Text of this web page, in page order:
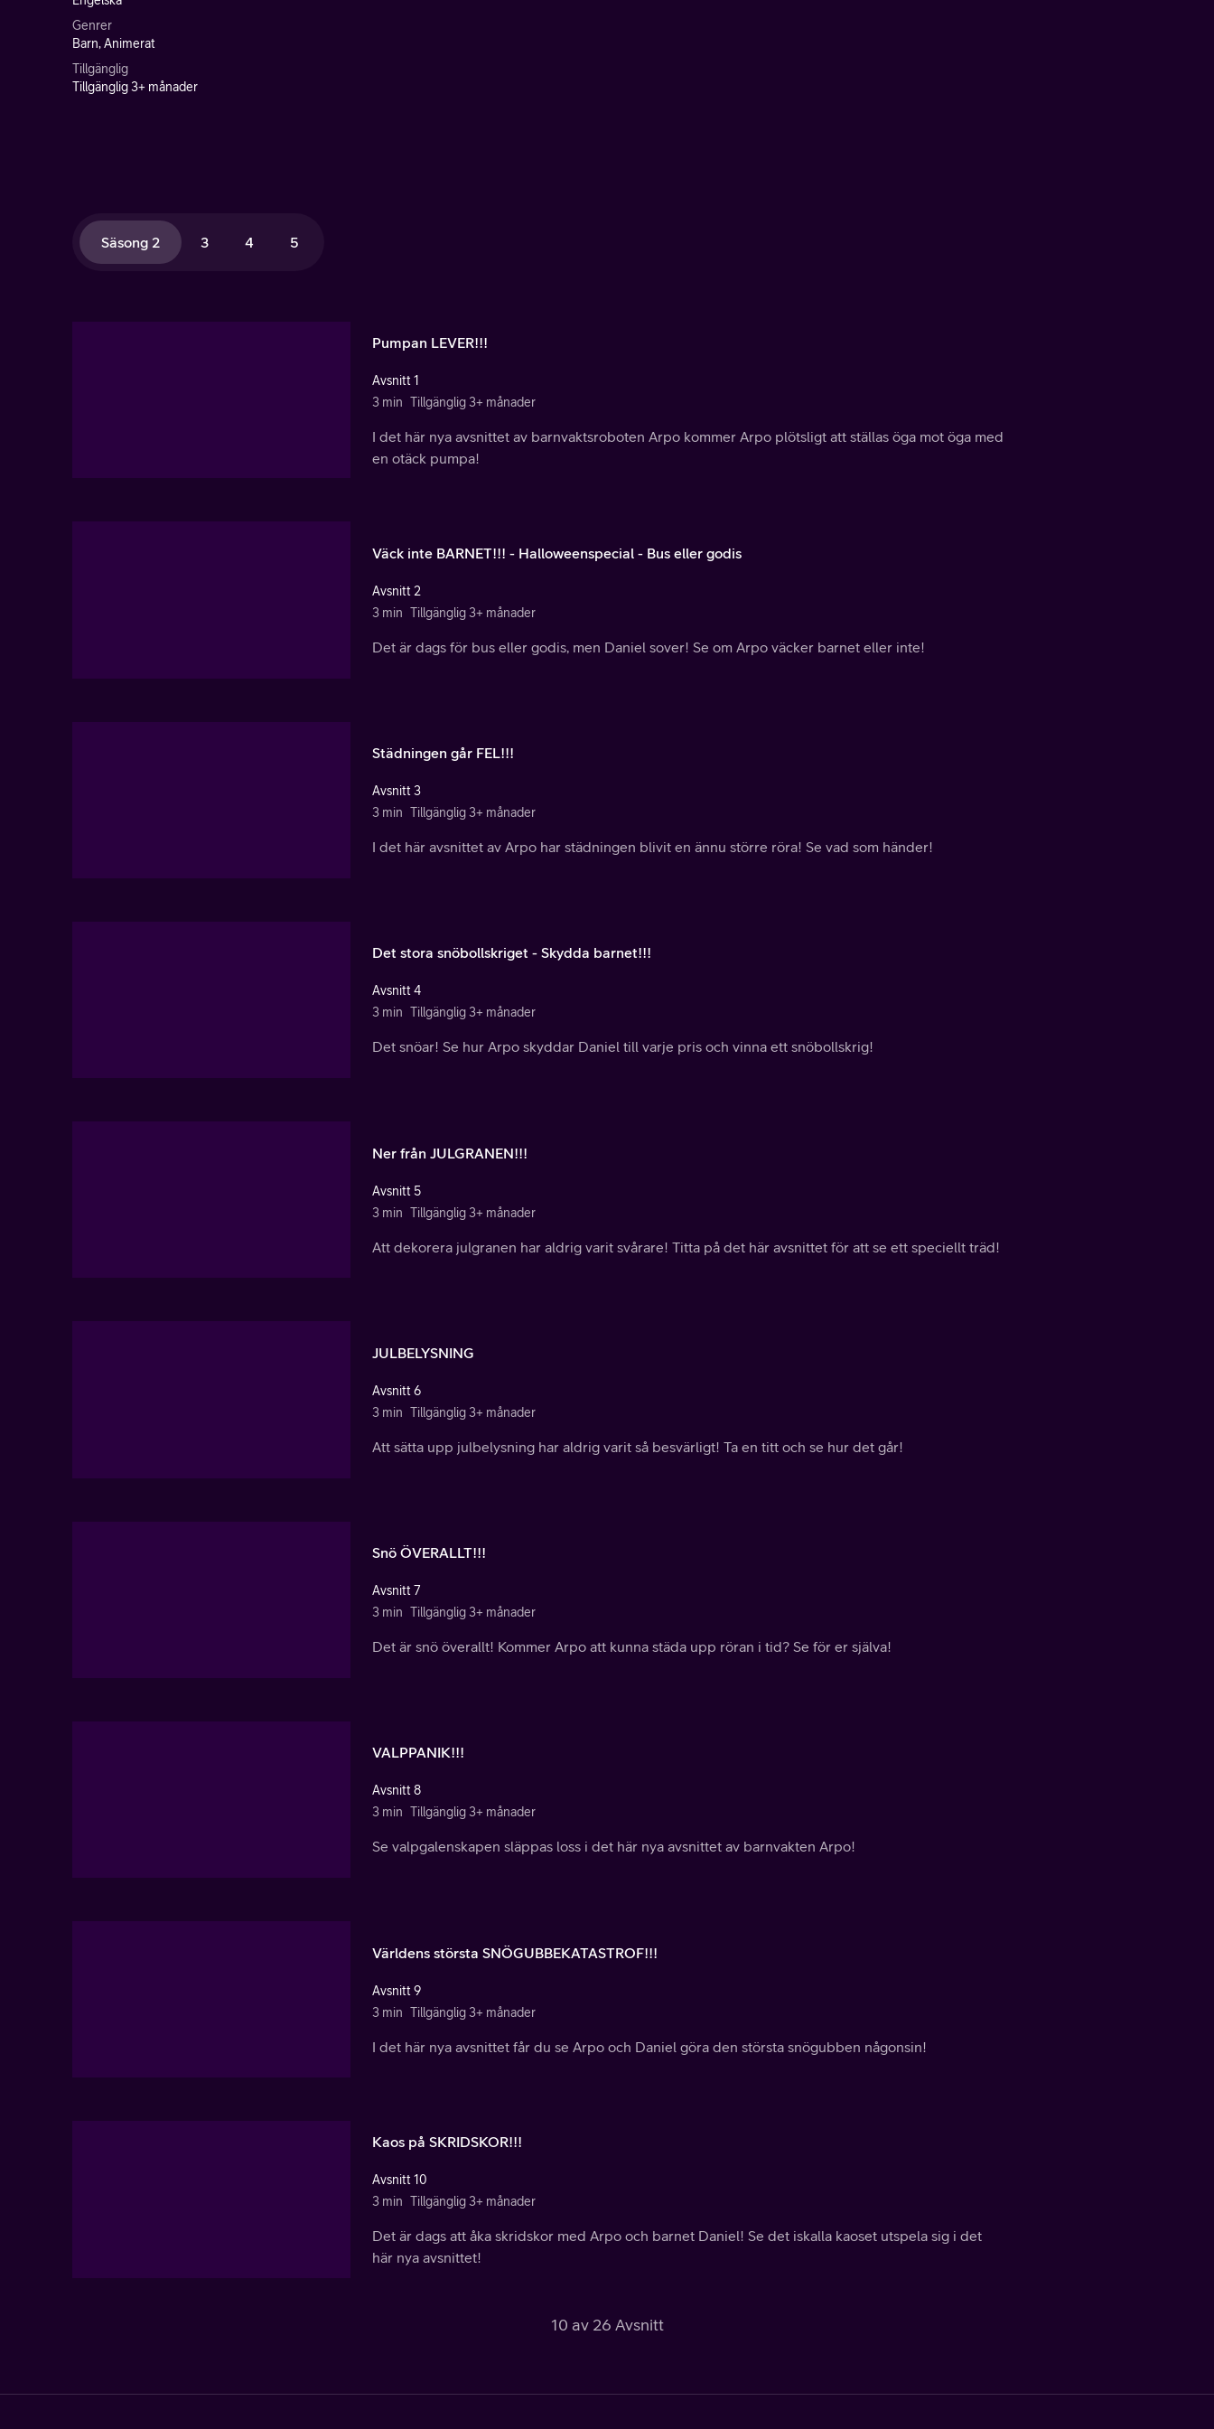
Genrer
Barn, Animerat
Tillgänglig
Tillgänglig 3+ månader
Säsong 2 3 4 5
Pumpan LEVER!!!
Avsnitt 1
3 min Tillgänglig 3+ månader
I det här nya avsnittet av barnvaktsroboten Arpo kommer Arpo plötsligt att ställas öga mot öga med
en otäck pumpa!
Väck inte BARNET!!! - Halloweenspecial - Bus eller godis
Avsnitt 2
3 min Tillgänglig 3+ månader
Det är dags för bus eller godis, men Daniel sover! Se om Arpo väcker barnet eller inte!
Städningen går FEL!!!
Avsnitt 3
3 min Tillgänglig 3+ månader
I det här avsnittet av Arpo har städningen blivit en ännu större röra! Se vad som händer!
Det stora snöbollskriget - Skydda barnet!!!
Avsnitt 4
3 min Tillgänglig 3+ månader
Det snöar! Se hur Arpo skyddar Daniel till varje pris och vinna ett snöbollskrig!
Ner från JULGRANEN!!!
Avsnitt 5
3 min Tillgänglig 3+ månader
Att dekorera julgranen har aldrig varit svårare! Titta på det här avsnittet för att se ett speciellt träd!
JULBELYSNING
Avsnitt 6
3 min Tillgänglig 3+ månader
Att sätta upp julbelysning har aldrig varit så besvärligt! Ta en titt och se hur det går!
Snö ÖVERALLT!!!
Avsnitt 7
3 min Tillgänglig 3+ månader
Det är snö överallt! Kommer Arpo att kunna städa upp röran i tid? Se för er själva!
VALPPANIK!!!
Avsnitt 8
3 min Tillgänglig 3+ månader
Se valpgalenskapen släppas loss i det här nya avsnittet av barnvakten Arpo!
Världens största SNÖGUBBEKATASTROF!!!
Avsnitt 9
3 min Tillgänglig 3+ månader
I det här nya avsnittet får du se Arpo och Daniel göra den största snögubben någonsin!
Kaos på SKRIDSKOR!!!
Avsnitt 10
3 min Tillgänglig 3+ månader
Det är dags att åka skridskor med Arpo och barnet Daniel! Se det iskalla kaoset utspela sig i det
här nya avsnittet!
10 av 26 Avsnitt